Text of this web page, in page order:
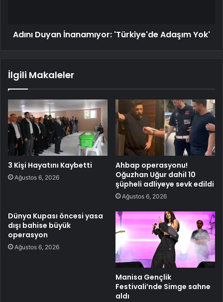
Adını Duyan İnanamıyor: 'Türkiye'de Adaşım Yok'
İlgili Makaleler
3 Kişi Hayatını Kaybetti
Ağustos 6, 2026
Ahbap operasyonu!
Oğuzhan Uğur dahil 10
şüpheli adliyeye sevk edildi
Ağustos 6, 2026
Dünya Kupası öncesi yasa
dışı bahise büyük
operasyon
Ağustos 6, 2026
Manisa Gençlik
Festivali’nde Simge sahne
aldı